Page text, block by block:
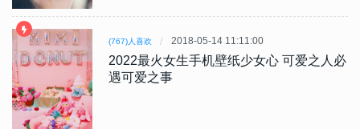
(767)人喜欢 2018-05-14 11:11:00
2022最火女生手机壁纸少女心 可爱之人必
遇可爱之事